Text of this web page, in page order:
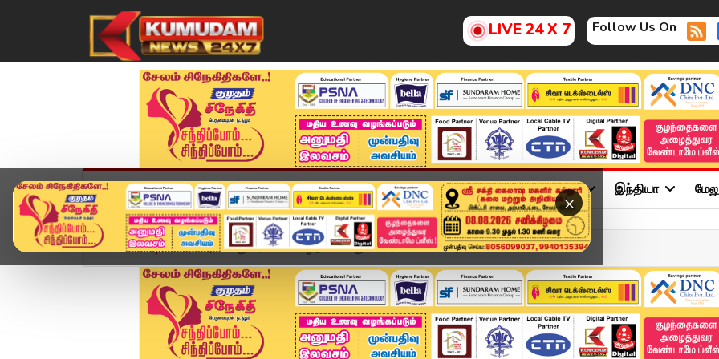
LIVE 24 X 7 Follow Us On
×
முகப்பு விளையாட்டு அண்மை தமிழ்நாடு சினிமா அரசியல் விளையாட்டு இந்தியா
Home வீடியோ ஸ்டோரி நுரை பொங்கி ஓடும் பாலாறு – காரணம் என்ன? | Foami...